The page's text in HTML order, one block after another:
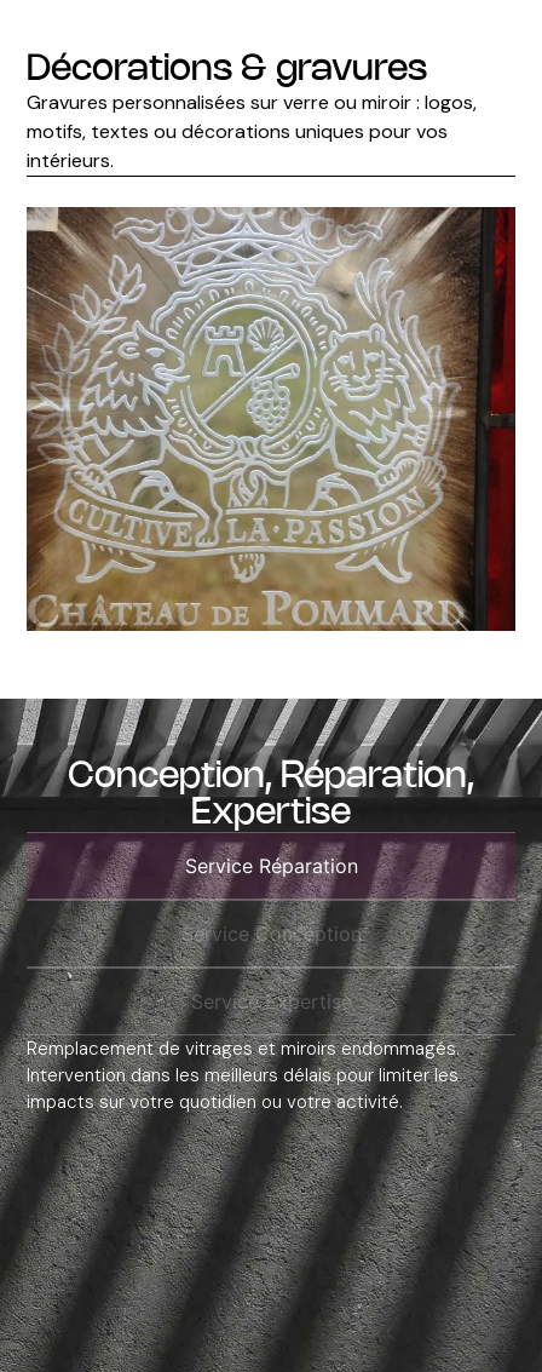
Décorations & gravures
Gravures personnalisées sur verre ou miroir : logos,
motifs, textes ou décorations uniques pour vos
intérieurs.
Conception, Réparation,
Expertise
Service Réparation
Service Conception
Service Expertise
Remplacement de vitrages et miroirs endommagés.
Intervention dans les meilleurs délais pour limiter les
impacts sur votre quotidien ou votre activité.